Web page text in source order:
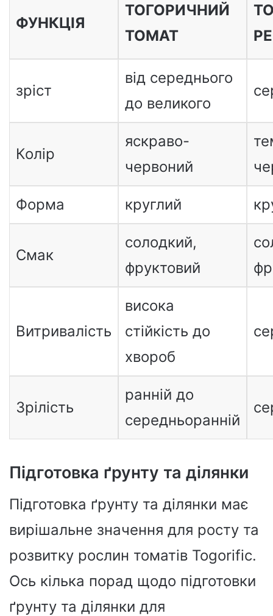
ФУНКЦІЯ
ТОГОРИЧНИЙ
ТОМАТ
зріст
від середнього
до великого
Колір
яскраво-
червоний
Форма круглий
Смак
солодкий,
фруктовий
Витривалість
висока
стійкість до
хвороб
Зрілість
ранній до
середньоранній
Підготовка ґрунту та ділянки
Підготовка ґрунту та ділянки має
вирішальне значення для росту та
розвитку рослин томатів Togorific.
Ось кілька порад щодо підготовки
ґрунту та ділянки для